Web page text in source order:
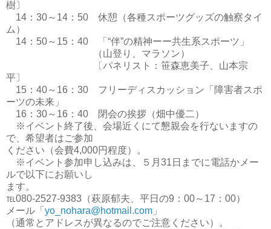
樹〕
14：30～14：50 休憩（各種スポーツグッズの触察タイ
ム）
14：50～15：40 「“伴”の精神ーー共生系スポーツ」
（山登り、マラソン）
〔パネリスト：笹森恵美子、山本宗
平〕
15：40～16：30 フリーディスカッション「障害者スポ
ーツの未来」
16：30～16：40 閉会の挨拶（畑中優二）
※イベント終了後、会場近くにて懇親会を行ないますの
で、希望者はご参加
ください（会費4,000円程度）。
※イベント参加申し込みは、５月31日までに電話かメー
ルで以下にお願いし
ます。
℡080-2527-9383（萩原郁夫、平日の9：00～17：00）
メール「 yo_nohara@hotmail.com 」
（通常とアドレスが異なるのでご注意ください）。